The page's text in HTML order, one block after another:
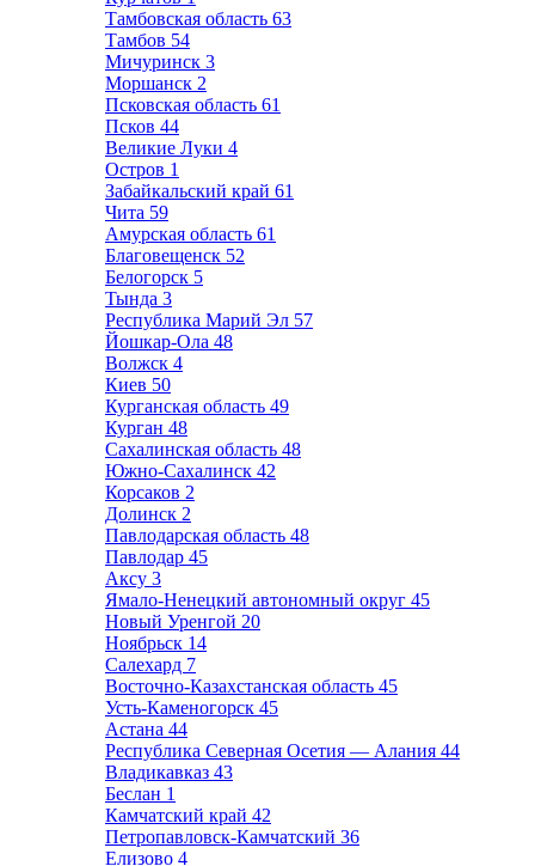
Тамбовская область 63
Тамбов 54
Мичуринск 3
Моршанск 2
Псковская область 61
Псков 44
Великие Луки 4
Остров 1
Забайкальский край 61
Чита 59
Амурская область 61
Благовещенск 52
Белогорск 5
Тында 3
Республика Марий Эл 57
Йошкар-Ола 48
Волжск 4
Киев 50
Курганская область 49
Курган 48
Сахалинская область 48
Южно-Сахалинск 42
Корсаков 2
Долинск 2
Павлодарская область 48
Павлодар 45
Аксу 3
Ямало-Ненецкий автономный округ 45
Новый Уренгой 20
Ноябрьск 14
Салехард 7
Восточно-Казахстанская область 45
Усть-Каменогорск 45
Астана 44
Республика Северная Осетия — Алания 44
Владикавказ 43
Беслан 1
Камчатский край 42
Петропавловск-Камчатский 36
Елизово 4